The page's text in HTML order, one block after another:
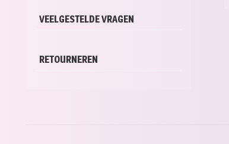
VEELGESTELDE VRAGEN
RETOURNEREN